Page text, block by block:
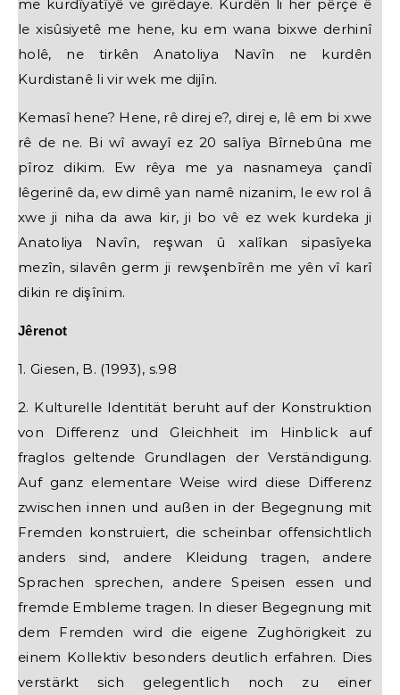
me kurdîyatîyê ve girêdaye. Kurdên li her pêrçe ê
le xisûsiyetê me hene, ku em wana bixwe derhinî
holê, ne tirkên Anatoliya Navîn ne kurdên
Kurdistanê li vir wek me dijîn.
Kemasî hene? Hene, rê direj e?, direj e, lê em bi xwe
rê de ne. Bi wî awayî ez 20 salîya Bîrnebûna me
pîroz dikim. Ew rêya me ya nasnameya çandî
lêgerinê da, ew dimê yan namê nizanim, le ew rol â
xwe ji niha da awa kir, ji bo vê ez wek kurdeka ji
Anatoliya Navîn, reşwan û xalîkan sipasîyeka
mezîn, silavên germ ji rewşenbîrên me yên vî karî
dikin re dişînim.
Jêrenot
1. Giesen, B. (1993), s.98
2. Kulturelle Identität beruht auf der Konstruktion
von Differenz und Gleichheit im Hinblick auf
fraglos geltende Grundlagen der Verständigung.
Auf ganz elementare Weise wird diese Differenz
zwischen innen und außen in der Begegnung mit
Fremden konstruiert, die scheinbar offensichtlich
anders sind, andere Kleidung tragen, andere
Sprachen sprechen, andere Speisen essen und
fremde Embleme tragen. In dieser Begegnung mit
dem Fremden wird die eigene Zughörigkeit zu
einem Kollektiv besonders deutlich erfahren. Dies
verstärkt sich gelegentlich noch zu einer